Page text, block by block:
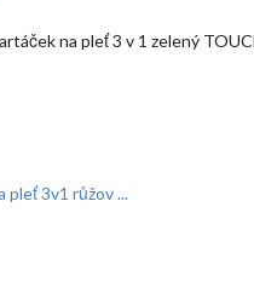
na pleť 3 v 1 zelený
3v1 růžov ...